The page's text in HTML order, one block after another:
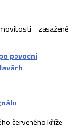
zasažené
povodni
červeného kříže